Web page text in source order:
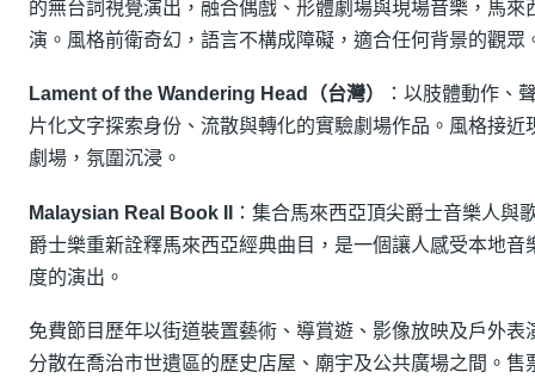
的無台詞視覺演出，融合偶戲、形體劇場與現場音樂，馬來
演。風格前衛奇幻，語言不構成障礙，適合任何背景的觀眾
Lament of the Wandering Head（台灣）
：以肢體動作、
片化文字探索身份、流散與轉化的實驗劇場作品。風格接近
劇場，氛圍沉浸。
Malaysian Real Book II
：集合馬來西亞頂尖爵士音樂人與
爵士樂重新詮釋馬來西亞經典曲目，是一個讓人感受本地音
度的演出。
免費節目歷年以街道裝置藝術、導賞遊、影像放映及戶外表
分散在喬治市世遺區的歷史店屋、廟宇及公共廣場之間。售